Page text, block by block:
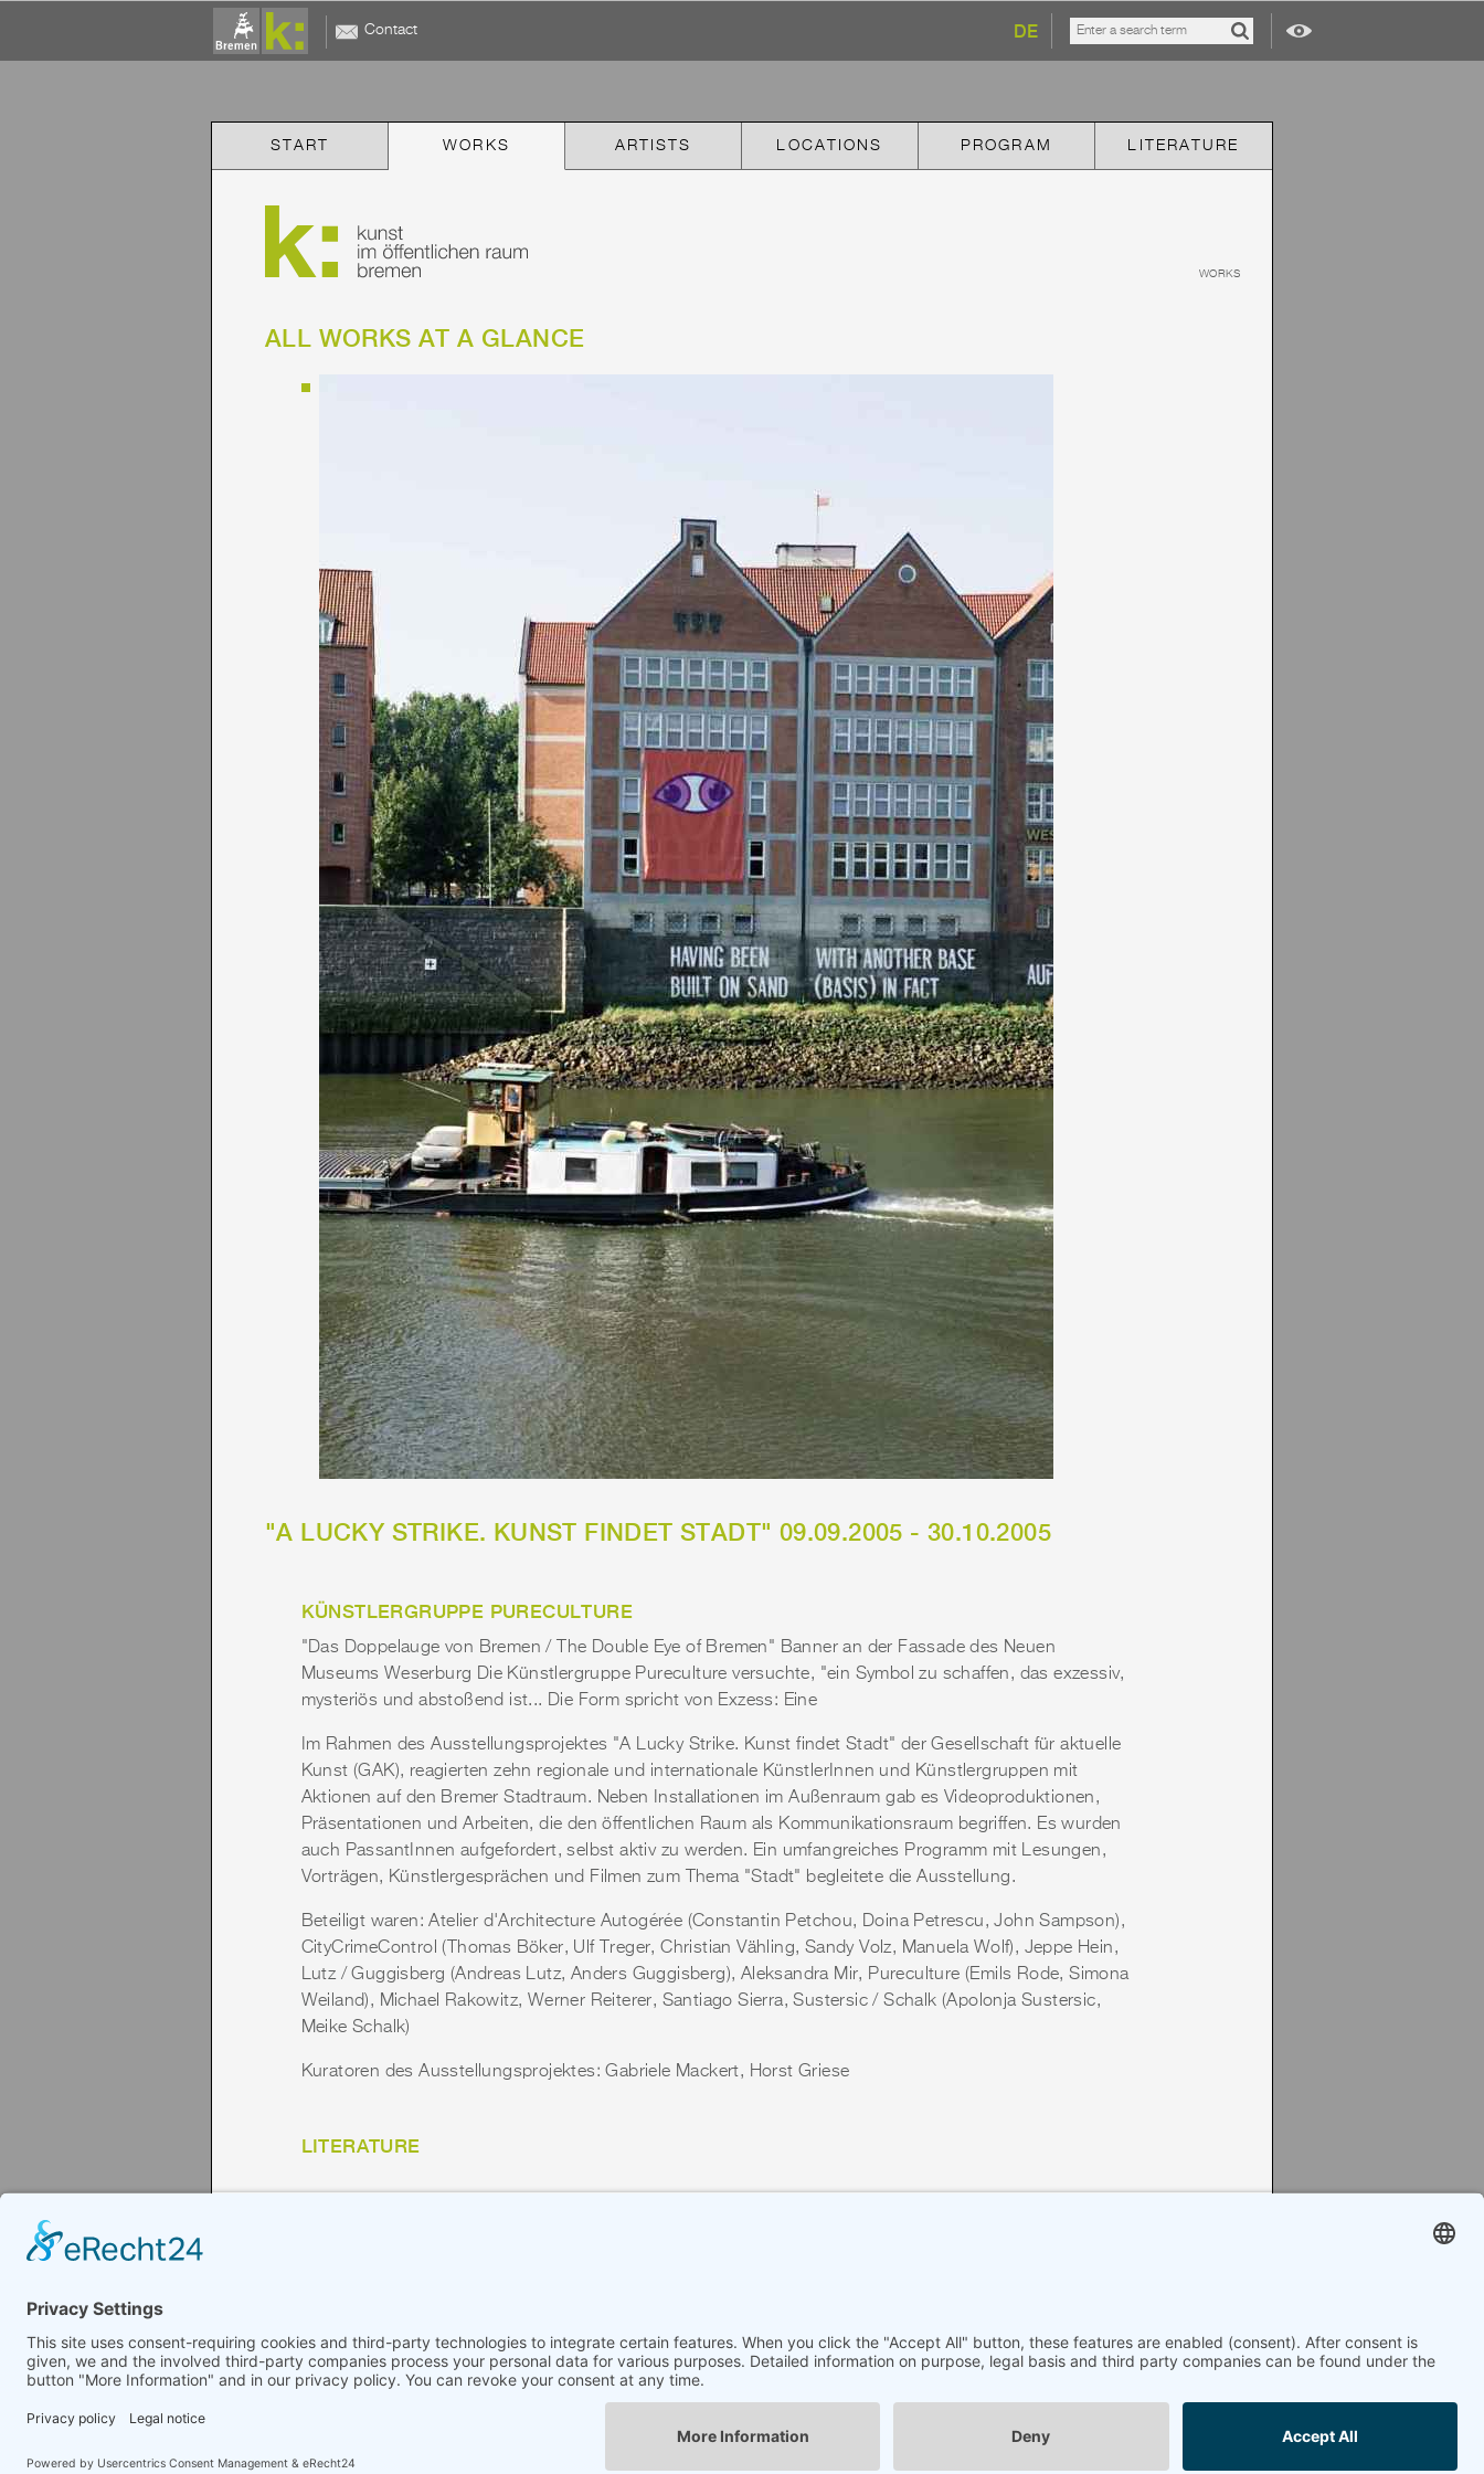
Contact DE
START WORKS ARTISTS LOCATIONS PROGRAM LITERATURE
WORKS
ALL WORKS AT A GLANCE
"A LUCKY STRIKE. KUNST FINDET STADT" 09.09.2005 - 30.10.2005
KÜNSTLERGRUPPE PURECULTURE
"Das Doppelauge von Bremen / The Double Eye of Bremen" Banner an der Fassade des Neuen
Museums Weserburg Die Künstlergruppe Pureculture versuchte, "ein Symbol zu schaffen, das exzessiv,
mysteriös und abstoßend ist... Die Form spricht von Exzess: Eine
Im Rahmen des Ausstellungsprojektes "A Lucky Strike. Kunst findet Stadt" der Gesellschaft für aktuelle
Kunst (GAK), reagierten zehn regionale und internationale KünstlerInnen und Künstlergruppen mit
Aktionen auf den Bremer Stadtraum. Neben Installationen im Außenraum gab es Videoproduktionen,
Präsentationen und Arbeiten, die den öffentlichen Raum als Kommunikationsraum begriffen. Es wurden
auch PassantInnen aufgefordert, selbst aktiv zu werden. Ein umfangreiches Programm mit Lesungen,
Vorträgen, Künstlergesprächen und Filmen zum Thema "Stadt" begleitete die Ausstellung.
Beteiligt waren: Atelier d'Architecture Autogérée (Constantin Petchou, Doina Petrescu, John Sampson),
CityCrimeControl (Thomas Böker, Ulf Treger, Christian Vähling, Sandy Volz, Manuela Wolf), Jeppe Hein,
Lutz / Guggisberg (Andreas Lutz, Anders Guggisberg), Aleksandra Mir, Pureculture (Emils Rode, Simona
Weiland), Michael Rakowitz, Werner Reiterer, Santiago Sierra, Sustersic / Schalk (Apolonja Sustersic,
Meike Schalk)
Kuratoren des Ausstellungsprojektes: Gabriele Mackert, Horst Griese
LITERATURE
Zurück
Imprint Privacy Policy